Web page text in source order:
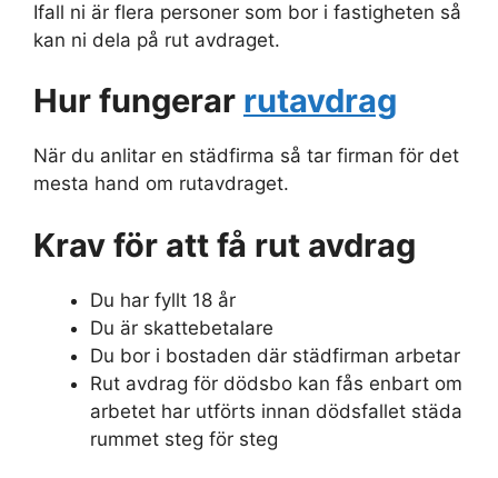
Ifall ni är flera personer som bor i fastigheten så
kan ni dela på rut avdraget.
Hur fungerar rutavdrag
När du anlitar en städfirma så tar firman för det
mesta hand om rutavdraget.
Krav för att få rut avdrag
Du har fyllt 18 år
Du är skattebetalare
Du bor i bostaden där städfirman arbetar
Rut avdrag för dödsbo kan fås enbart om
arbetet har utförts innan dödsfallet städa
rummet steg för steg